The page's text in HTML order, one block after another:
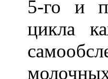
5-го и
цикла